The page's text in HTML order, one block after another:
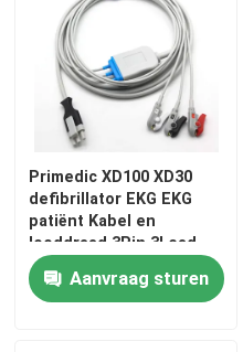
Primedic XD100 XD30
defibrillator EKG EKG
patiënt Kabel en
looddraad 3Pin 3Lead
Aanvraag sturen